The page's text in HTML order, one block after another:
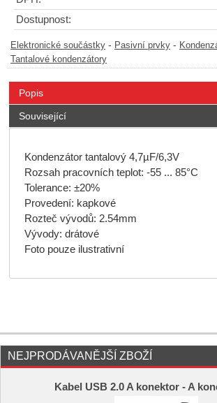
Dostupnost:
Elektronické součástky - Pasivní prvky -
Tantalové kondenzátory
Popis
Související
Kondenzátor tantalový 4,7µF/6,3V
Rozsah pracovních teplot: -55 ... 85°C
Tolerance: ±20%
Provedení: kapkové
Rozteč vývodů: 2.54mm
Vývody: drátové
Foto pouze ilustrativní
NEJPRODÁVANĚJŠÍ ZBOŽÍ
Kabel USB 2.0 A konektor - A